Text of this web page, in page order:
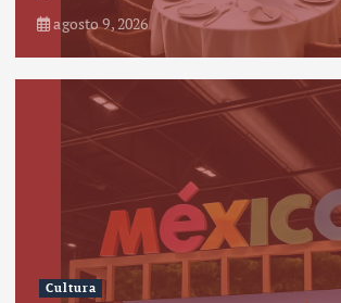
agosto 9, 2026
Cultura